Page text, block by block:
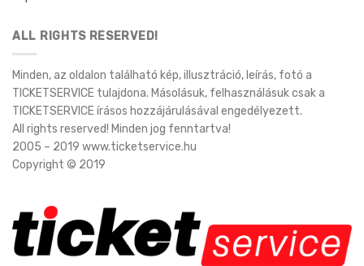
ALL RIGHTS RESERVED!
Minden, az oldalon található kép, illusztráció, leírás, fotó a
TICKETSERVICE tulajdona. Másolásuk, felhasználásuk csak a
TICKETSERVICE írásos hozzájárulásával engedélyezett.
All rights reserved! Minden jog fenntartva!
2005 – 2019 www.ticketservice.hu
Copyright © 2019